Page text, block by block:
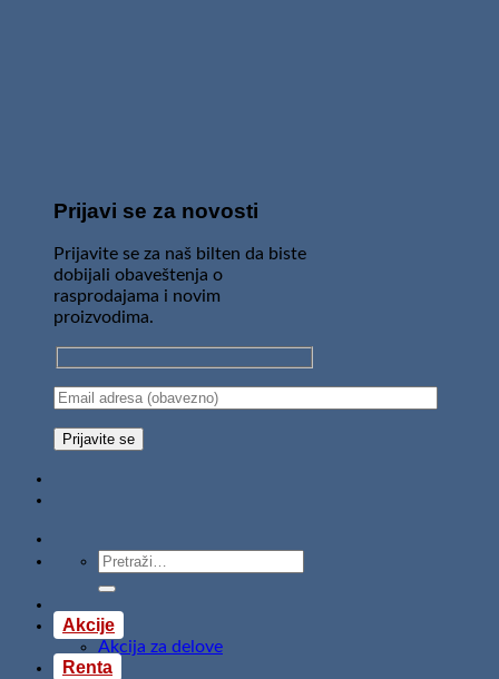
Prijavi se za novosti
Prijavite se za naš bilten da biste
dobijali obaveštenja o
rasprodajama i novim
proizvodima.
Pretraži:
Akcije
Akcija za delove
Renta